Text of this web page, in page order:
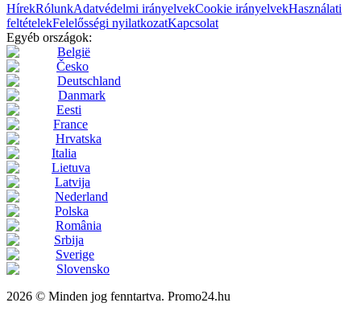
HírekRólunkAdatvédelmi irányelvekCookie irányelvekHasználati
feltételekFelelősségi nyilatkozatKapcsolat
Egyéb országok:
België
Česko
Deutschland
Danmark
Eesti
France
Hrvatska
Italia
Lietuva
Latvija
Nederland
Polska
România
Srbija
Sverige
Slovensko
2026 © Minden jog fenntartva. Promo24.hu